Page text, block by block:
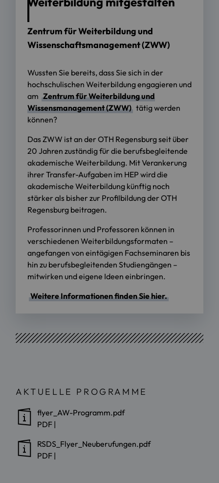
Zentrum für Weiterbildung und
Wissenschaftsmanagement (ZWW)
Wussten Sie bereits, dass Sie sich in der
hochschulischen Weiterbildung engagieren und
am Zentrum für Weiterbildung und
Wissensmanagement (ZWW) tätig werden
können?
Das ZWW ist an der OTH Regensburg seit über
20 Jahren zuständig für die berufsbegleitende
akademische Weiterbildung. Mit Verankerung
ihrer Transfer-Aufgaben im HEP wird die
akademische Weiterbildung künftig noch
stärker als bisher zur Profilbildung der OTH
Regensburg beitragen.
Professorinnen und Professoren können in
verschiedenen Weiterbildungsformaten –
angefangen von eintägigen Fachseminaren bis
hin zu berufsbegleitenden Studiengängen –
mitwirken und eigene Ideen einbringen.
Weitere Informationen finden Sie hier.
AKTUELLE PROGRAMME
flyer_AW-Programm.pdf
PDF |
RSDS_Flyer_Neuberufungen.pdf
PDF |